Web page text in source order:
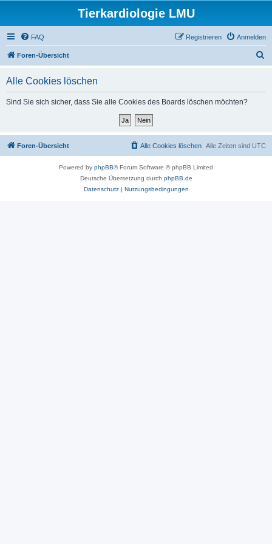
Tierkardiologie LMU
FAQ Anmelden
Registrieren
Foren-Übersicht
Alle Cookies löschen
Sind Sie sich sicher, dass Sie alle Cookies des Boards löschen möchten?
Foren-Übersicht Alle Zeiten sind UTC
Alle Cookies löschen
Powered by phpBB® Forum Software © phpBB Limited
Deutsche Übersetzung durch phpBB.de
Datenschutz| Nutzungsbedingungen